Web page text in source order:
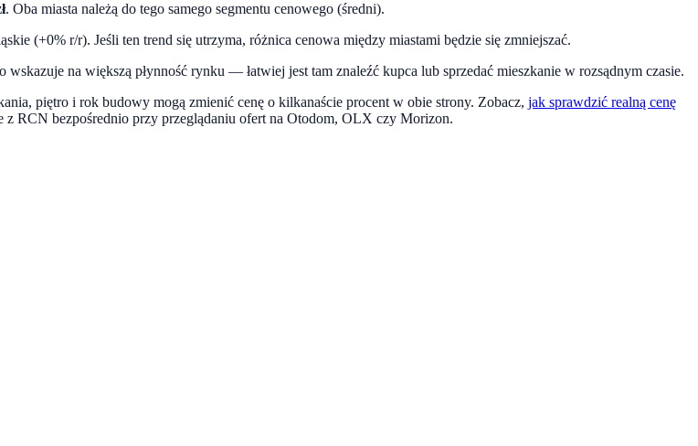
. Oba miasta należą do tego samego segmentu cenowego (średni).
(+0% r/r). Jeśli ten trend się utrzyma, różnica cenowa między miastami będzie się zmniejszać.
na większą płynność rynku — łatwiej jest tam znaleźć kupca lub sprzedać mieszkanie w rozsądnym czasie.
piętro i rok budowy mogą zmienić cenę o kilkanaście procent w obie strony. Zobacz, jak sprawdzić realną cenę
z RCN bezpośrednio przy przeglądaniu ofert na Otodom, OLX czy Morizon.